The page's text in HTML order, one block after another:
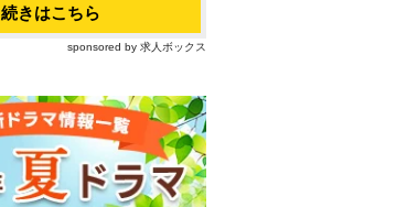
続きはこちら
sponsored by 求人ボックス